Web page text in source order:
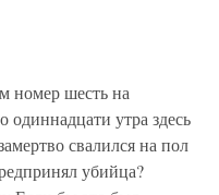
шесть на
утра здесь
свалился на пол
убийца?